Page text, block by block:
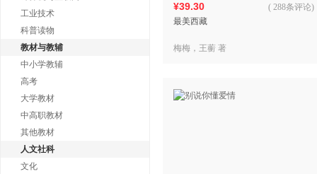
工业技术
科普读物
教材与教辅
中小学教辅
高考
大学教材
中高职教材
其他教材
人文社科
文化
¥39.30
最美西藏
( 288条评论)
梅梅，王蘅 著